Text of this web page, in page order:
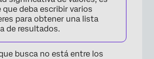
que deba escribir varios
para obtener una lista
de resultados.
busca no está entre los